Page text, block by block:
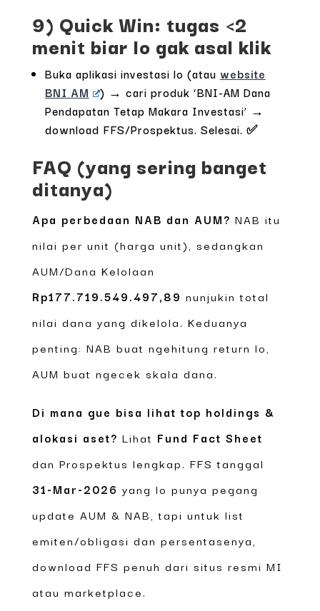
9) Quick Win: tugas <2
menit biar lo gak asal klik
Buka aplikasi investasi lo (atau website
BNI AM
) → cari produk ‘BNI-AM Dana
Pendapatan Tetap Makara Investasi’ →
download FFS/Prospektus. Selesai. ✅
FAQ (yang sering banget
ditanya)
Apa perbedaan NAB dan AUM? NAB itu
nilai per unit (harga unit), sedangkan
AUM/Dana Kelolaan
Rp177.719.549.497,89 nunjukin total
nilai dana yang dikelola. Keduanya
penting: NAB buat ngehitung return lo,
AUM buat ngecek skala dana.
Di mana gue bisa lihat top holdings &
alokasi aset? Lihat Fund Fact Sheet
dan Prospektus lengkap. FFS tanggal
31-Mar-2026 yang lo punya pegang
update AUM & NAB, tapi untuk list
emiten/obligasi dan persentasenya,
download FFS penuh dari situs resmi MI
atau marketplace.